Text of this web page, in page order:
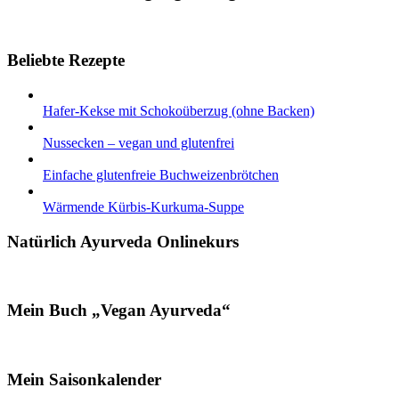
Beliebte Rezepte
Hafer-Kekse mit Schokoüberzug (ohne Backen)
Nussecken – vegan und glutenfrei
Einfache glutenfreie Buchweizenbrötchen
Wärmende Kürbis-Kurkuma-Suppe
Natürlich Ayurveda Onlinekurs
Mein Buch „Vegan Ayurveda“
Mein Saisonkalender